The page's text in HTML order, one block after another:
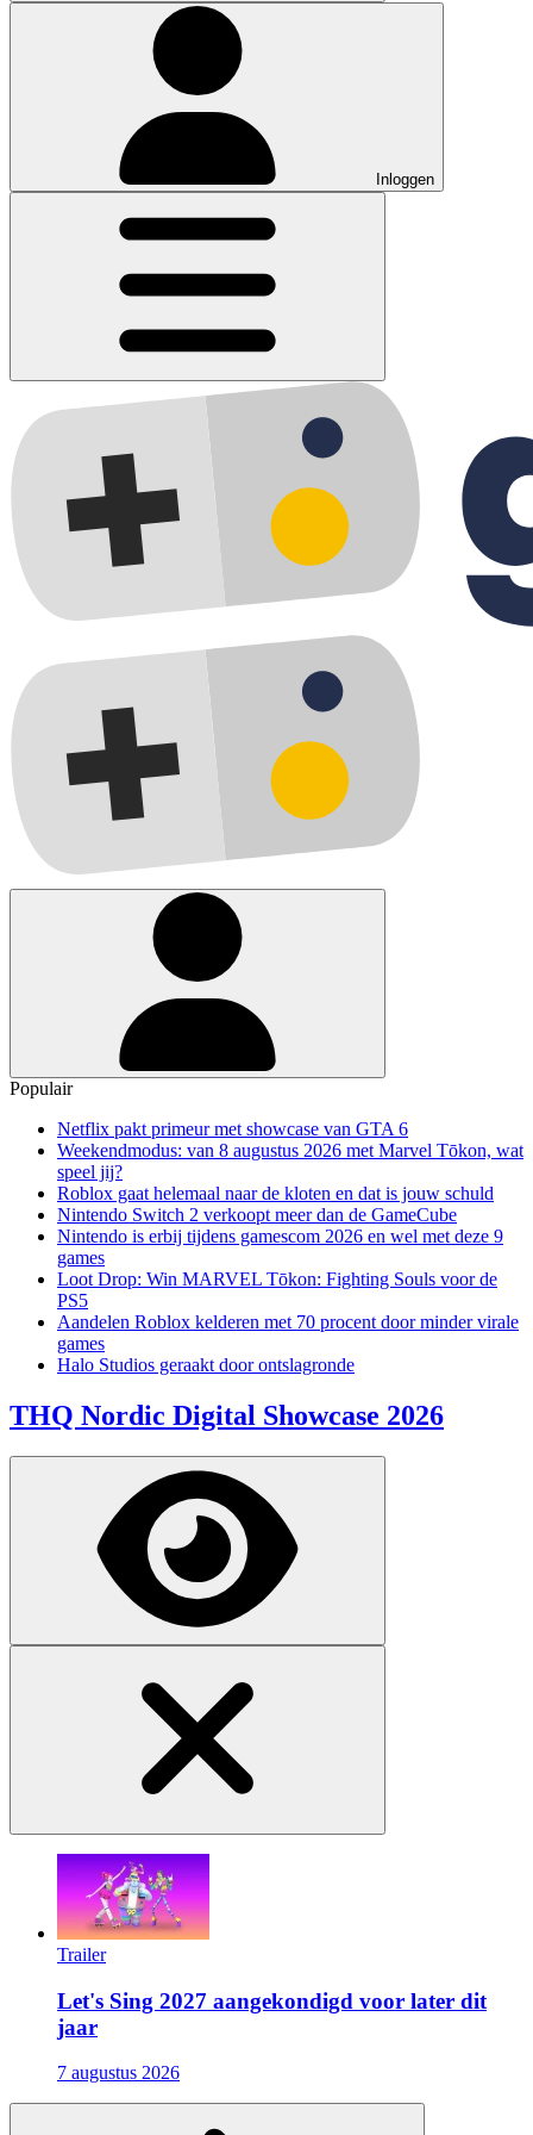
Inloggen
Populair
Netflix pakt primeur met showcase van GTA 6
Weekendmodus: van 8 augustus 2026 met Marvel Tōkon, wat
speel jij?
Roblox gaat helemaal naar de kloten en dat is jouw schuld
Nintendo Switch 2 verkoopt meer dan de GameCube
Nintendo is erbij tijdens gamescom 2026 en wel met deze 9
games
Loot Drop: Win MARVEL Tōkon: Fighting Souls voor de
PS5
Aandelen Roblox kelderen met 70 procent door minder virale
games
Halo Studios geraakt door ontslagronde
THQ Nordic Digital Showcase 2026
Trailer
Let's Sing 2027 aangekondigd voor later dit
jaar
7 augustus 2026